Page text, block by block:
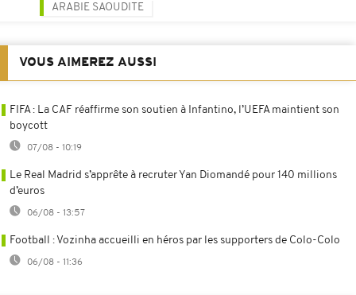
ARABIE SAOUDITE
VOUS AIMEREZ AUSSI
FIFA : La CAF réaffirme son soutien à Infantino, l’UEFA maintient son
boycott
07/08 - 10:19
Le Real Madrid s’apprête à recruter Yan Diomandé pour 140 millions
d’euros
06/08 - 13:57
Football : Vozinha accueilli en héros par les supporters de Colo-Colo
06/08 - 11:36